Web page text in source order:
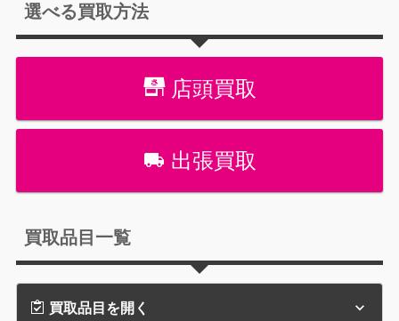
選べる買取方法
店頭買取
出張買取
買取品目一覧
買取品目を開く